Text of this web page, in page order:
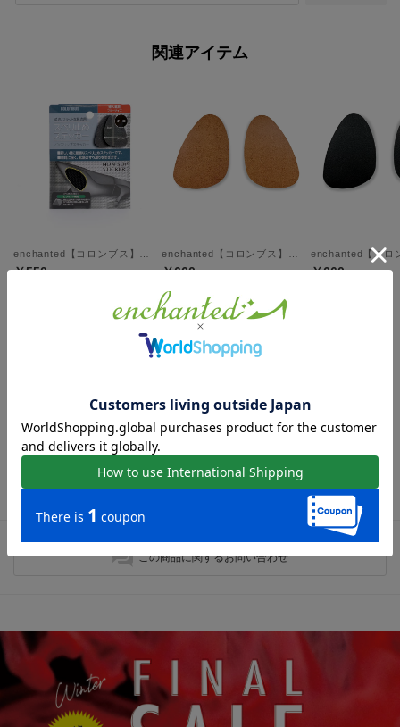
関連アイテム
￥550 ￥660 ￥660
中敷・インソール・滑り止めの人気アイテム
現在おすすめアイテムはありません。
最近チェックしたアイテム
最近チェックしたアイテムはありません。
この商品に関するお問い合わせ